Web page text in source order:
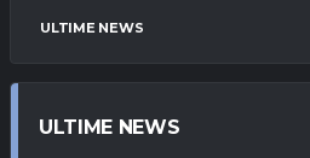
ULTIME NEWS
ULTIME NEWS